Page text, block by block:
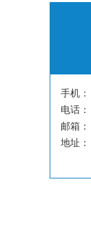
手机：
电话：
邮箱：
地址：